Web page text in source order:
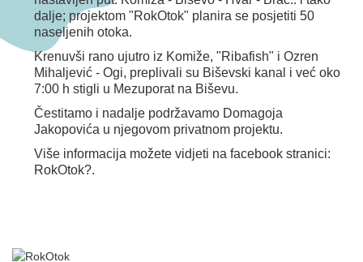
dalje; projektom "RokOtok" planira se posjetiti 50
naseljenih otoka.
Krenuvši rano ujutro iz Komiže, "Ribafish" i Ozren
Mihaljević - Ogi, preplivali su Biševski kanal i već oko
7:00 h stigli u Mezuporat na Biševu.
Čestitamo i nadalje podržavamo Domagoja
Jakopovića u njegovom privatnom projektu.
Više informacija možete vidjeti na facebook stranici:
RokOtok?.